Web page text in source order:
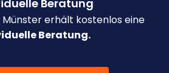
Beratung
Münster erhält kostenlos eine
Beratung.